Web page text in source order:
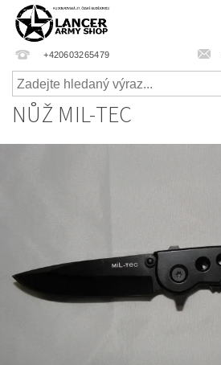
+420603265479
NŮŽ MIL-TEC